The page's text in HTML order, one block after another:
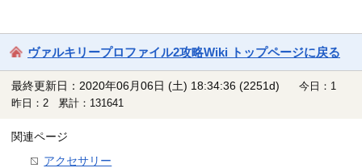
ヴァルキリープロファイル2攻略Wiki トップページに戻る
最終更新日：2020年06月06日 (土) 18:34:36(2251d)
今日：1
昨日：2 累計：131641
関連ページ
アクセサリー